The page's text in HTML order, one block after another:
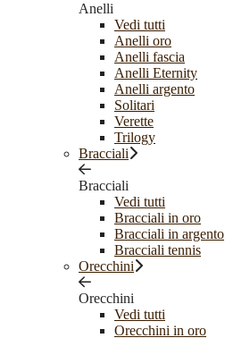
Anelli
Vedi tutti
Anelli oro
Anelli fascia
Anelli Eternity
Anelli argento
Solitari
Verette
Trilogy
Bracciali
Bracciali
Vedi tutti
Bracciali in oro
Bracciali in argento
Bracciali tennis
Orecchini
Orecchini
Vedi tutti
Orecchini in oro